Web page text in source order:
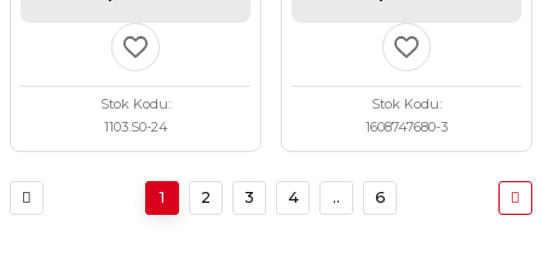
Stok Kodu
1103.S0-24
Stok Kodu
1608747680-3
1 2 3 4 .. 6